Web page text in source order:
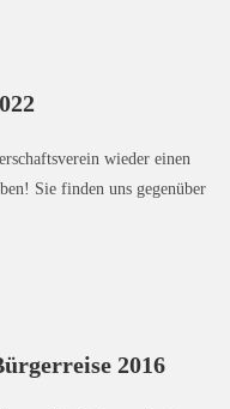
wieder einen
Sie finden uns gegenüber
2016